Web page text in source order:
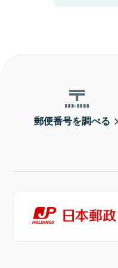
郵便番号を調べる